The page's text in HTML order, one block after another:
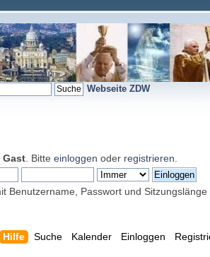
Webseite ZDW
Gast . Bitte einloggen oder registrieren
Benutzername, Passwort und Sitzungslänge
Hilfe Suche Kalender Einloggen